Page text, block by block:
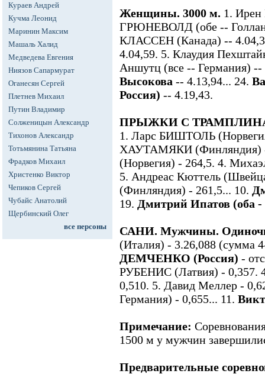
Кураев Андрей
Кучма Леонид
Маринин Максим
Машаль Халид
Медведева Евгения
Ниязов Сапармурат
Оганесян Сергей
Плетнев Михаил
Путин Владимир
Солженицын Александр
Тихонов Александр
Тотьмянина Татьяна
Фрадков Михаил
Христенко Виктор
Чепиков Сергей
Чубайс Анатолий
Щербинский Олег
все персоны
Женщины. 3000 м. 1.
ГРЮНЕВОЛД (обе --
КЛАССЕН (Канада) --
4.04,59. 5. Клаудия
Аншутц (все -- Германия)
Высокова -- 4.13,94... 24.
Россия) -- 4.19,43.
ПРЫЖКИ С ТРАМПЛИНА.
1. Ларс БИШТОЛЬ
ХАУТАМЯКИ (Финляндия)
(Норвегия) - 264,5. 4.
5. Андреас Кюттель
(Финляндия) - 261,5... 10.
19. Дмитрий Ипатов (оба -
САНИ. Мужчины.
(Италия) - 3.26,088 (сумма
ДЕМЧЕНКО (Россия) -
РУБЕНИС (Латвия) -
0,510. 5. Давид Меллер -
Германия) - 0,655... 11.
Примечание:
1500 м у мужчин
Предварительные